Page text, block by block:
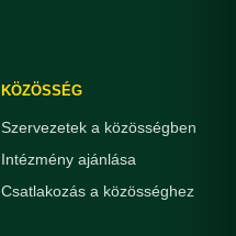
KÖZÖSSÉG
Szervezetek a közösségben
Intézmény ajánlása
Csatlakozás a közösséghez